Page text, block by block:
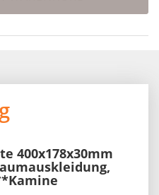
400x178x30mm